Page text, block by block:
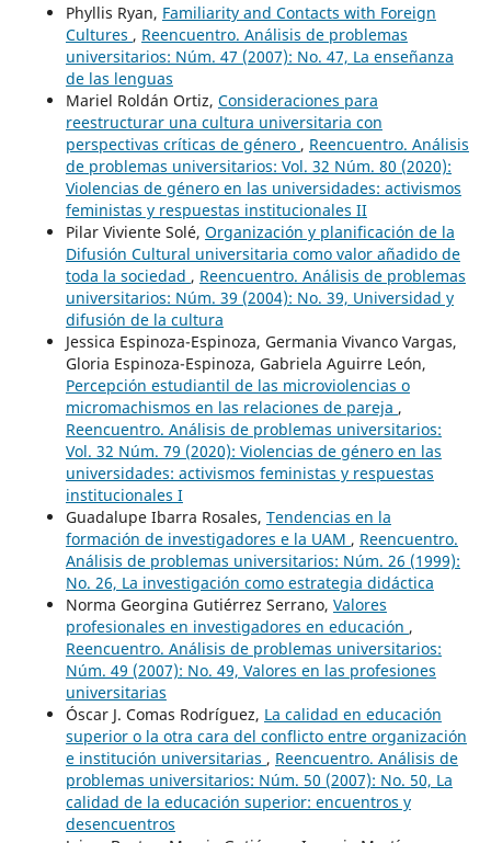
Phyllis Ryan, Familiarity and Contacts with Foreign
Cultures , Reencuentro. Análisis de problemas
universitarios: Núm. 47 (2007): No. 47, La enseñanza
de las lenguas
Mariel Roldán Ortiz, Consideraciones para
reestructurar una cultura universitaria con
perspectivas críticas de género , Reencuentro. Análisis
de problemas universitarios: Vol. 32 Núm. 80 (2020):
Violencias de género en las universidades: activismos
feministas y respuestas institucionales II
Pilar Viviente Solé, Organización y planificación de la
Difusión Cultural universitaria como valor añadido de
toda la sociedad , Reencuentro. Análisis de problemas
universitarios: Núm. 39 (2004): No. 39, Universidad y
difusión de la cultura
Jessica Espinoza-Espinoza, Germania Vivanco Vargas,
Gloria Espinoza-Espinoza, Gabriela Aguirre León,
Percepción estudiantil de las microviolencias o
micromachismos en las relaciones de pareja ,
Reencuentro. Análisis de problemas universitarios:
Vol. 32 Núm. 79 (2020): Violencias de género en las
universidades: activismos feministas y respuestas
institucionales I
Guadalupe Ibarra Rosales, Tendencias en la
formación de investigadores e la UAM , Reencuentro.
Análisis de problemas universitarios: Núm. 26 (1999):
No. 26, La investigación como estrategia didáctica
Norma Georgina Gutiérrez Serrano, Valores
profesionales en investigadores en educación ,
Reencuentro. Análisis de problemas universitarios:
Núm. 49 (2007): No. 49, Valores en las profesiones
universitarias
Óscar J. Comas Rodríguez, La calidad en educación
superior o la otra cara del conflicto entre organización
e institución universitarias , Reencuentro. Análisis de
problemas universitarios: Núm. 50 (2007): No. 50, La
calidad de la educación superior: encuentros y
desencuentros